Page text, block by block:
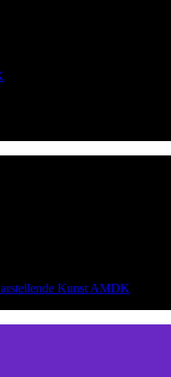
Kunst AMDK